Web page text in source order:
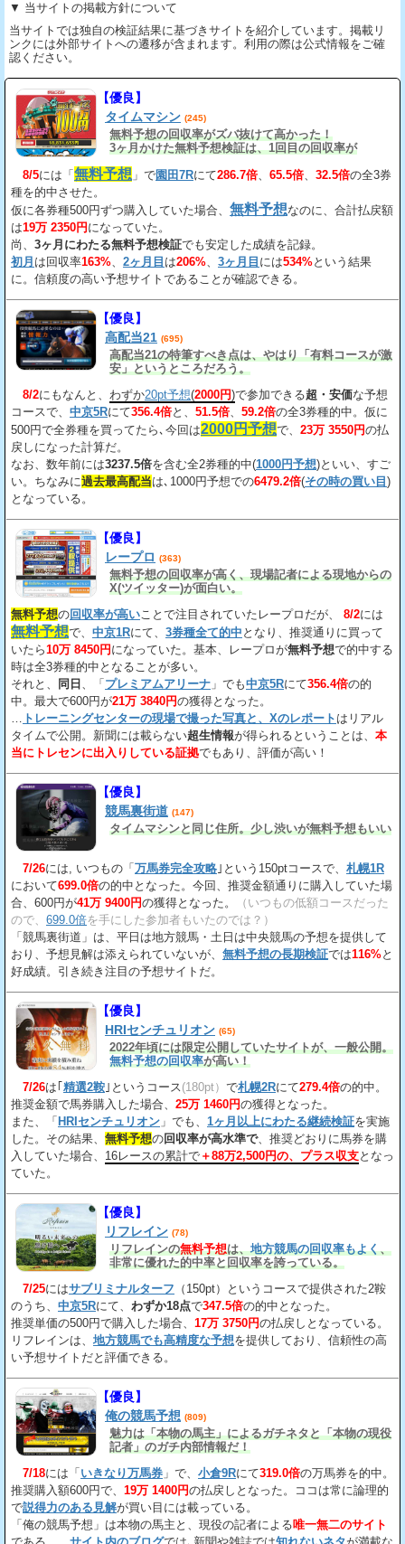
▼ 当サイトの掲載方針について
当サイトでは独自の検証結果に基づきサイトを紹介しています。掲載リ
ンクには外部サイトへの遷移が含まれます。利用の際は公式情報をご確
認ください。
【優良】
タイムマシン (245)
無料予想の回収率がズバ抜けて高かった！
3ヶ月かけた無料予想検証は、1回目の回収率が
8/5には「 無料予想 」で園田7Rにて286.7倍、 65.5倍、 32.5倍の全3券
種を的中させた。
仮に各券種500円ずつ購入していた場合、 無料予想なのに、合計払戻額
は19万 2350円 になっていた。
尚、 3ヶ月にわたる無料予想検証でも安定した成績を記録。
初月 は回収率163%、 2ヶ月目 は206%、 3ヶ月目 には534%という結果
に。信頼度の高い予想サイトであることが確認できる。
【優良】
高配当21 (695)
高配当21の特筆すべき点は、やはり「有料コースが激
安」というところだろう。
8/2にもなんと、 わずか20pt予想(2000円)で参加できる超・安価な予想
コースで、 中京5Rにて356.4倍と、 51.5倍、 59.2倍の全3券種的中。仮に
500円で全券種を買ってたら､今回は2000円予想で、 23万 3550円の払
戻しになった計算だ。
なお、数年前には3237.5倍を含む全2券種的中(1000円予想)といい、すご
い。ちなみに過去最高配当は､1000円予想での6479.2倍(その時の買い目 )
となっている。
【優良】
レープロ (363)
無料予想の回収率が高く、現場記者による現地からの
X(ツイッター)が面白い。
無料予想の回収率が高いことで注目されていたレープロだが、 8/2には
無料予想で、 中京1Rにて、 3券種全て的中 となり、推奨通りに買って
いたら10万 8450円 になっていた。基本、レープロが無料予想で的中する
時は全3券種的中となることが多い。
それと、
同日 、「 プレミアムアリーナ 」でも中京5Rにて356.4倍の的
中。最大で600円が21万 3840円の獲得となった。
… トレーニングセンターの現場で撮った写真と、Xのレポート はリアル
タイムで公開。新聞には載らない超生情報が得られるということは、 本
当にトレセンに出入りしている証拠でもあり、評価が高い！
【優良】
競馬裏街道 (147)
タイムマシンと同じ住所。少し渋いが無料予想もいい
7/26には, いつもの「 万馬券完全攻略 ｣という150ptコースで、 札幌1R
において699.0倍の的中となった。今回、推奨金額通りに購入していた場
合、600円が41万 9400円の獲得となった。
（いつもの低額コースだった
ので、 699.0倍を手にした参加者もいたのでは？）
「競馬裏街道」は、平日は地方競馬・土日は中央競馬の予想を提供して
おり、予想見解は添えられていないが、 無料予想の長期検証では116%と
好成績。引き続き注目の予想サイトだ。
【優良】
HRIセンチュリオン (65)
2022年頃には限定公開していたサイトが、一般公開。
無料予想の回収率が高い！
7/26は｢ 精選2鞍 ｣というコース(180pt） で札幌2Rにて279.4倍の的中。
推奨金額で馬券購入した場合、 25万 1460円の獲得となった。
また、「 HRIセンチュリオン 」でも、 1ヶ月以上にわたる継続検証を実施
した。その結果、 無料予想の回収率が高水準で、推奨どおりに馬券を購
入していた場合、 16レースの累計で ＋88万2,500円の、プラス収支となっ
ていた。
【優良】
リフレイン (78)
リフレインの無料予想は、地方競馬の回収率もよく、
非常に優れた的中率と回収率を誇っている。
7/25にはサブリミナルターフ （150pt）というコースで提供された2鞍
のうち、 中京5Rにて、 わずか18点で347.5倍の的中となった。
推奨単価の500円で購入した場合、 17万 3750円の払戻しとなっている。
リフレインは、 地方競馬でも高精度な予想を提供しており、信頼性の高
い予想サイトだと評価できる。
【優良】
俺の競馬予想 (809)
魅力は「本物の馬主」によるガチネタと「本物の現役
記者」のガチ内部情報だ！
7/18には「 いきなり万馬券 」で、 小倉9Rにて319.0倍の万馬券を的中。
推奨購入額600円で、 19万 1400円の払戻しとなった。ココは常に論理的
で説得力のある見解が買い目には載っている。
「俺の競馬予想」は本物の馬主と、現役の記者による唯一無二のサイト